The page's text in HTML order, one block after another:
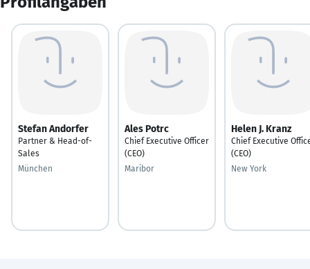
Stefan Andorfer
Partner & Head-of-
Sales
München
Ales Potrc
Chief Executive Officer
(CEO)
Maribor
Helen J. Kranz
Chief Executive
(CEO)
New York